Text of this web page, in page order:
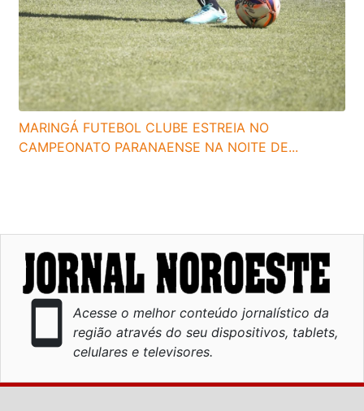
MARINGÁ FUTEBOL CLUBE ESTREIA NO
CAMPEONATO PARANAENSE NA NOITE DE...
smartphone
Acesse o melhor conteúdo jornalístico da
região através do seu dispositivos, tablets,
celulares e televisores.